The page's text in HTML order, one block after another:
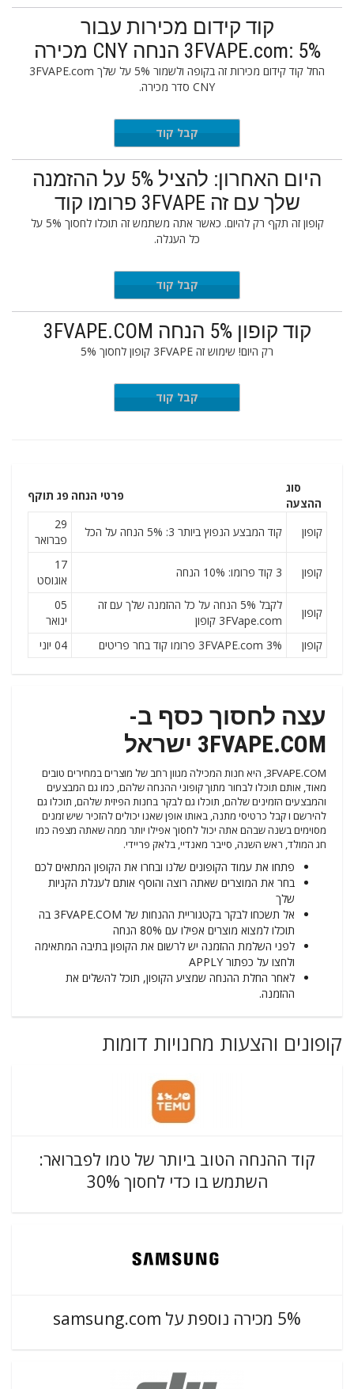
קוד קידום מכירות עבור
3FVAPE.com: 5% הנחה CNY מכירה
החל קוד קידום מכירות זה בקופה ולשמור 5% על שלך 3FVAPE.com
CNY סדר מכירה.
2022CNYקבל קוד
היום האחרון: להציל 5% על ההזמנה
שלך עם זה 3FVAPE פרומו קוד
קופון זה תקף רק להיום. כאשר אתה משתמש זה תוכלו לחסוך 5% על
כל העגלה.
0191212קבל קוד
קוד קופון 5% הנחה 3FVAPE.COM
רק היום! שימוש זה 3FVAPE קופון לחסוך 5%
DAUTUMNקבל קוד
סוג
ההצעה
פרטי הנחה פג תוקף
קופון קוד המבצע הנפוץ ביותר 3: 5% הנחה על הכל
29
פברואר
קופון 3 קוד פרומו: 10% הנחה
17
אוגוסט
קופון
לקבל 5% הנחה על כל ההזמנה שלך עם זה
3FVape.com קופון
05
ינואר
קופון
3FVAPE.com 3% פרומו קוד בחר פריטים 04 יוני
עצה לחסוך כסף ב-
3FVAPE.COM ישראל
3FVAPE.COM, היא חנות המכילה מגוון רחב של מוצרים במחירים טובים
מאוד, אותם תוכלו לבחור מתוך קופוני ההנחה שלהם, כמו גם המבצעים
והמבצעים הזמינים שלהם, תוכלו גם לבקר בחנות הפיזית שלהם, תוכלו גם
להירשם ו קבל כרטיסי מתנה, באותו אופן שאנו יכולים להזכיר שיש זמנים
מסוימים בשנה שבהם אתה יכול לחסוך אפילו יותר ממה שאתה מצפה כמו
חג המולד, ראש השנה, סייבר מאנדיי, בלאק פריידי.
פתחו את עמוד הקופונים שלנו ובחרו את הקופון המתאים לכם
בחר את המוצרים שאתה רוצה והוסף אותם לעגלת הקניות
שלך
אל תשכחו לבקר בקטגוריית ההנחות של 3FVAPE.COM בה
תוכלו למצוא מוצרים אפילו עם 80% הנחה
לפני השלמת ההזמנה יש לרשום את הקופון בתיבה המתאימה
ולחצו על כפתור APPLY
לאחר החלת ההנחה שמציע הקופון, תוכל להשלים את
ההזמנה.
קופונים והצעות מחנויות דומות
קוד ההנחה הטוב ביותר של טמו לפברואר:
השתמש בו כדי לחסוך 30%
5% מכירה נוספת על samsung.com